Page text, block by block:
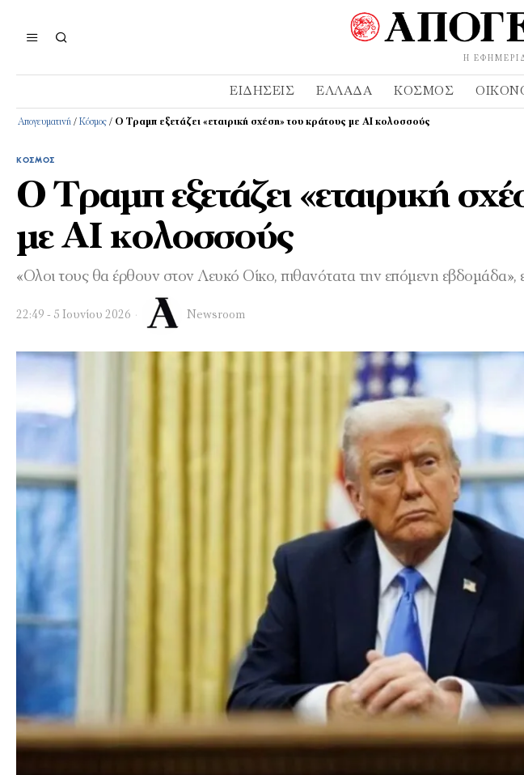
Η
ΕΙΔΉΣΕΙΣ ΕΛΛΆΔΑ ΚΌΣΜΟΣ
Απογευματινή / Κόσμος / Ο Τραμπ εξετάζει «εταιρική σχέση» του κράτους με ΑΙ κολοσσούς
ΚΌΣΜΟΣ
Ο Τραμπ εξετάζει «εταιρική
με ΑΙ κολοσσούς
«Ολοι τους θα έρθουν στον Λευκό Οίκο, πιθανότατα την επόμενη
22:49 - 5 Ιουνίου 2026 Newsroom